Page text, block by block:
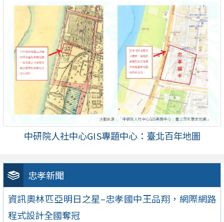
忠孝新聞
資訊奧林匹亞明日之星–忠孝國中王品翔，網際網路
程式設計全國奪冠
中研院人社中心GIS專題中心：臺北百年地圖